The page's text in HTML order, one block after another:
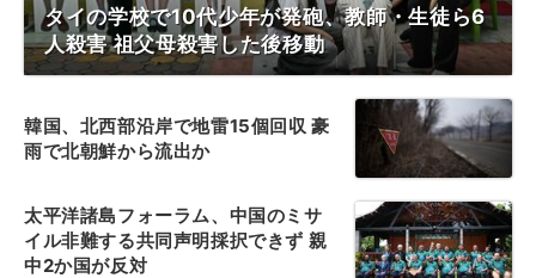
タイの学校で10代少年が発砲、教師・生徒ら6
人殺害 祖父母殺害した後移動
韓国、北西部沿岸で地雷15個回収 豪
雨で北朝鮮から流出か
太平洋諸島フォーラム、中国のミサ
イル非難する共同声明採択できず 親
中2か国が反対